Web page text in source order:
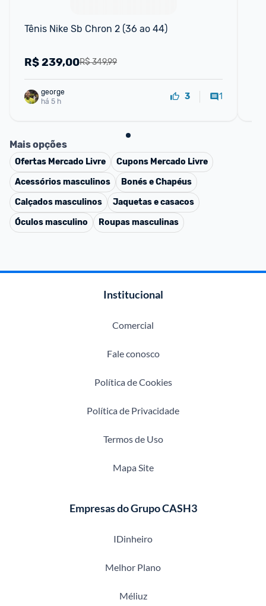
Tênis Nike Sb Chron 2 (36 ao 44)
R$ 349,99
R$239,00
george
há 5 h
3 1
Mais opções
Ofertas Mercado Livre Cupons Mercado Livre
Acessórios masculinos
Bonés e Chapéus
Calçados masculinos
Jaquetas e casacos
Óculos masculino
Roupas masculinas
Institucional
Comercial
Fale conosco
Política de Cookies
Política de Privacidade
Termos de Uso
Mapa Site
Empresas do Grupo CASH3
IDinheiro
Melhor Plano
Méliuz